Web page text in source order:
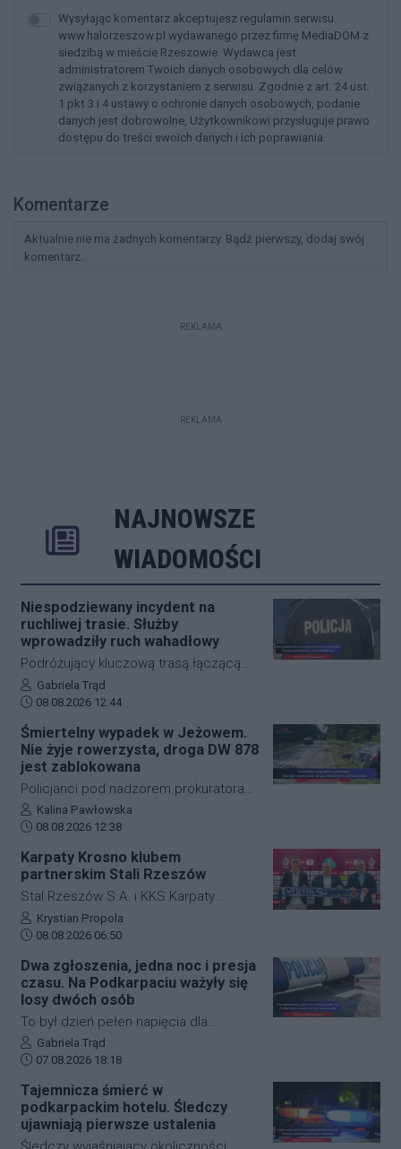
Wysyłając komentarz akceptujesz regulamin serwisu
www.halorzeszow.pl wydawanego przez firmę MediaDOM z
siedzibą w mieście Rzeszowie. Wydawca jest
administratorem Twoich danych osobowych dla celów
związanych z korzystaniem z serwisu. Zgodnie z art. 24 ust.
1 pkt 3 i 4 ustawy o ochronie danych osobowych, podanie
danych jest dobrowolne, Użytkownikowi przysługuje prawo
dostępu do treści swoich danych i ich poprawiania.
Komentarze
Aktualnie nie ma żadnych komentarzy. Bądź pierwszy, dodaj swój
komentarz.
REKLAMA
REKLAMA
NAJNOWSZE
WIADOMOŚCI
Niespodziewany incydent na
ruchliwej trasie. Służby
wprowadziły ruch wahadłowy
Podróżujący kluczową trasą łączącą
Jasło z Gorlicami muszą uzbroić się w
cierpliwość. Niespodziewane
zdarzenie drogowe w miejscowości
Przysieki doprowadziło do utrudnień na
drodze krajowej nr 28. Na miejscu
natychmiast pojawiła się policja, która
wprowadziła zmianę w organizacji
ruchu, by zabezpieczyć teren i uniknąć
Autor artykułu:
Gabriela Trąd
Data dodania artykułu:
08.08.2026 12:44
Śmiertelny wypadek w Jeżowem.
Nie żyje rowerzysta, droga DW 878
jest zablokowana
Policjanci pod nadzorem prokuratora
ustalają szczegółowe okoliczności
tragicznego wypadku, do którego
doszło dzisiaj rano w miejscowości
Jeżowe w powiecie niżańskim. W
wyniku zderzenia samochodu
osobowego z rowerzystą, śmierć na
miejscu poniósł kierujący jednośladem.
Droga wojewódzka nr 878 jest
całkowicie zablokowana.
Autor artykułu:
Kalina Pawłowska
Data dodania artykułu:
08.08.2026 12:38
Karpaty Krosno klubem
partnerskim Stali Rzeszów
Stal Rzeszów S.A. i KKS Karpaty
Krosno rozpoczęły oficjalną
współpracę. Kluby podpisały
długoterminową umowę partnerską,
która ma obejmować m.in. wymianę
doświadczeń, rozwój szkolenia
młodzieży oraz obserwację i
pozyskiwanie utalentowanych
zawodników z regionu.
Autor artykułu:
Krystian Propola
Data dodania artykułu:
08.08.2026 06:50
Dwa zgłoszenia, jedna noc i presja
czasu. Na Podkarpaciu ważyły się
losy dwóch osób
To był dzień pełen napięcia dla
funkcjonariuszy z powiatu niżańskiego.
W ciągu zaledwie kilkunastu godzin
służby ratunkowe musiały
przeprowadzić dwie niezależne,
intensywne akcje poszukiwawcze. W
obu przypadkach chodziło o ludzkie
Autor artykułu:
Gabriela Trąd
Data dodania artykułu:
07.08.2026 18:18
Tajemnicza śmierć w
podkarpackim hotelu. Śledczy
ujawniają pierwsze ustalenia